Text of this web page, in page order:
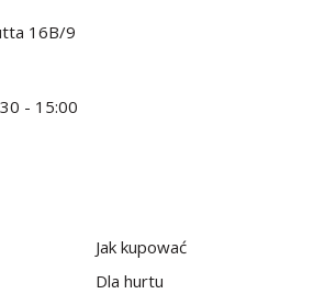
16B/9
- 15:00
Jak kupować
Dla hurtu